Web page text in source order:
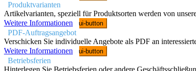
Produktvarianten
Artikelvarianten, speziell für Produktsorten werden von
Weitere Informationen
ui-button
PDF-Auftragsangebot
Verschicken Sie individuelle Angebote als PDF an
Weitere Informationen
ui-button
Betriebsferien